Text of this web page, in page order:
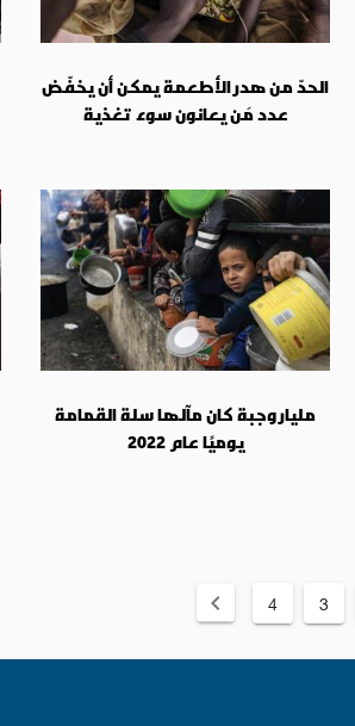
الحدّ من هدر الأطعمة يمكن أن يخفّض
عدد مَن يعانون سوء تغذية
مليار وجبة كان مآلها سلة القمامة
يوميًا عام 2022
3
4